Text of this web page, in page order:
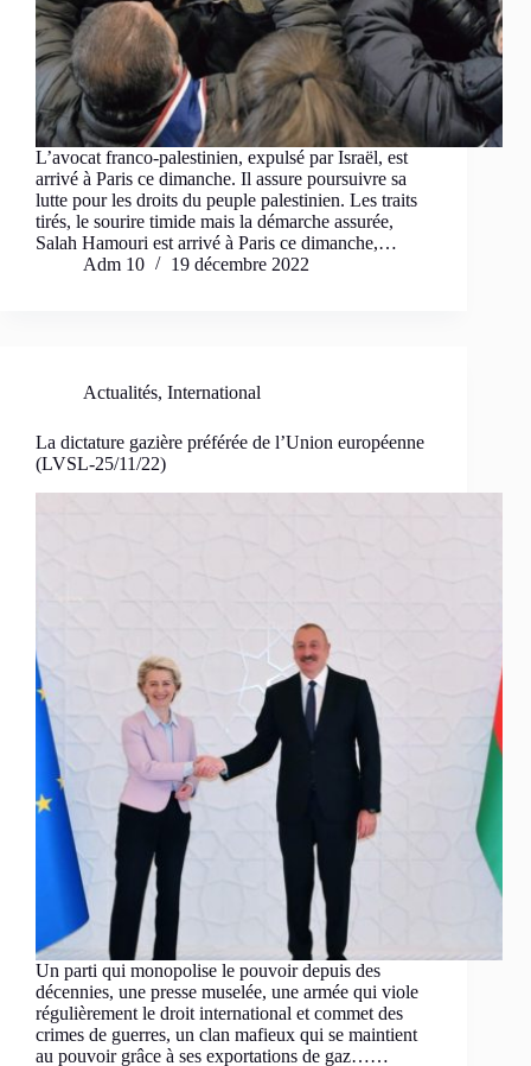
L’avocat franco-palestinien, expulsé par Israël, est
arrivé à Paris ce dimanche. Il assure poursuivre sa
lutte pour les droits du peuple palestinien. Les traits
tirés, le sourire timide mais la démarche assurée,
Salah Hamouri est arrivé à Paris ce dimanche,…
Adm 10
19 décembre 2022
Actualités, International
La dictature gazière préférée de l’Union européenne
(LVSL-25/11/22)
Un parti qui monopolise le pouvoir depuis des
décennies, une presse muselée, une armée qui viole
régulièrement le droit international et commet des
crimes de guerres, un clan mafieux qui se maintient
au pouvoir grâce à ses exportations de gaz……